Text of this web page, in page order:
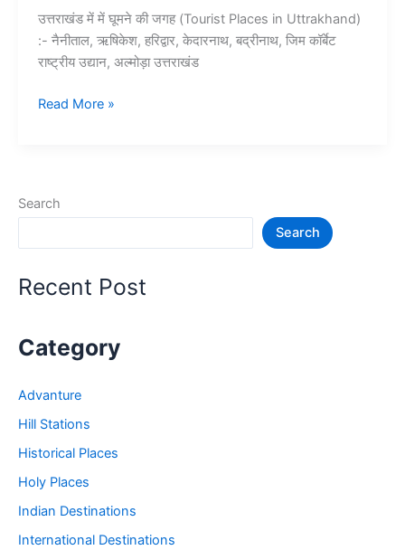
उत्तराखंड में में घूमने की जगह (Tourist Places in Uttrakhand)
:- नैनीताल, ऋषिकेश, हरिद्वार, केदारनाथ, बद्रीनाथ, जिम कॉर्बेट
राष्ट्रीय उद्यान, अल्मोड़ा उत्तराखंड
10+
जगह
in
Read More »
Search
Search
Recent Post
Category
Advanture
Hill Stations
Historical Places
Holy Places
Indian Destinations
International Destinations